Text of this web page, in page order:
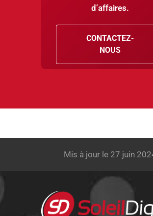
d’affaires.
CONTACTEZ-
NOUS
Mis à jour le 27 juin